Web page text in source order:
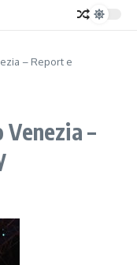
– Report e
–